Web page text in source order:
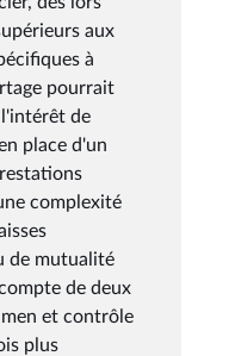
aux
à
pourrait
de
place d'un
complexité
de mutualité
de deux
et contrôle
plus